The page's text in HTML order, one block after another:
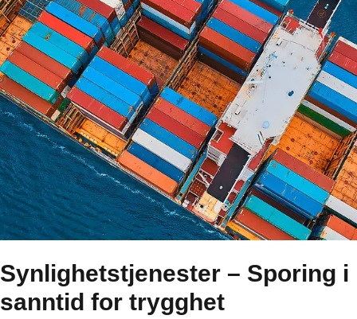
Synlighetstjenester – Sporing i
sanntid for trygghet